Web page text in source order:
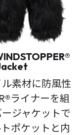
素材に防風性
ライナーを組
ジャケットで
ポケットと内